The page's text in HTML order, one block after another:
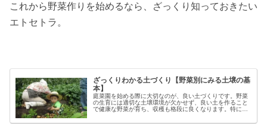
これから野菜作りを始めるなら、ざっくり知っておきたい
エトセトラ。
ざっくりわかる土づくり【野菜別にみる土壌の基
本】
庭菜園を始める際に大切なのが、良い土づくりです。野菜
の生育には適切な土壌環境が欠かせず、良い土を作ること
で健康な野菜が育ち、収穫も格段に良くなります。特に初
家庭菜園で失敗しないコツと言える...